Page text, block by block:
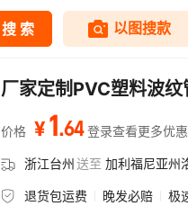
厂家定制PVC塑料波
价格 ¥1.64 登录查看更多优惠
浙江台州送至 加利福尼亚州
退货包运费 晚发必赔 极